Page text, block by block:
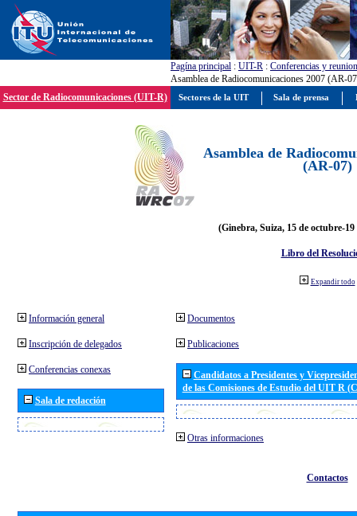
Pagína principal : UIT-R : Conferencias y
Asamblea de Radiocomunicaciones 2007 (AR-
Sector de Radiocomunicaciones (UIT-R)
Asamblea de
(AR-07)
(Ginebra, Suiza, 15 de octubre-19
Libro del
Expandir todo
Información general
Inscripción de delegados
Conferencias conexas
Sala de redacción
Documentos
Publicaciones
Candidatos a Presidentes y
de las Comisiones de Estudio del UIT R
Otras informaciones
Contactos
Sectores de la UIT Sala de prensa